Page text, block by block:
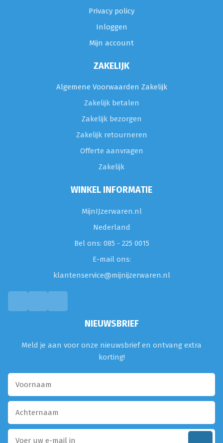
Privacy policy
Inloggen
Mijn account
ZAKELIJK
Algemene Voorwaarden Zakelijk
Zakelijk betalen
Zakelijk bezorgen
Zakelijk retourneren
Offerte aanvragen
Zakelijk
WINKEL INFORMATIE
MijnIJzerwaren.nl
Nederland
Bel ons: 085 - 225 0015
E-mail ons:
klantenservice@mijnijzerwaren.nl
NIEUWSBRIEF
Meld je aan voor onze nieuwsbrief en ontvang extra
korting!